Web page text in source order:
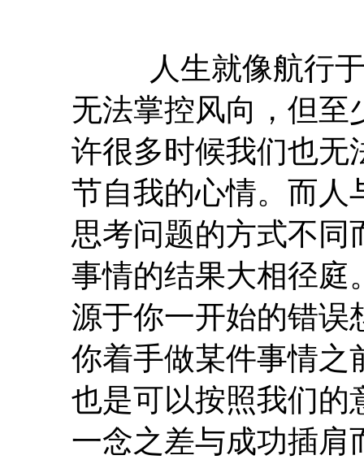
人生就像航行于
无法掌控风向，但至
许很多时候我们也无
节自我的心情。而人
思考问题的方式不同
事情的结果大相径庭
源于你一开始的错误
你着手做某件事情之
也是可以按照我们的
一念之差与成功插肩